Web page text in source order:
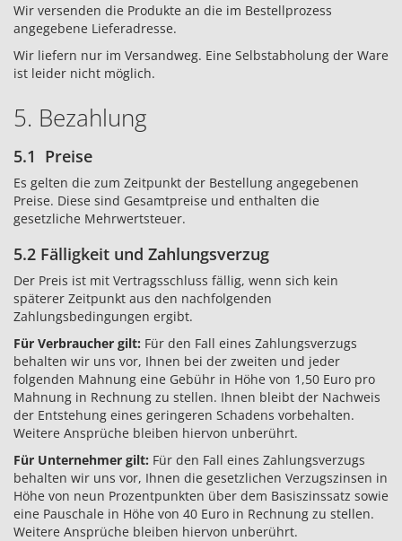
Wir versenden die Produkte an die im Bestellprozess
angegebene Lieferadresse.
Wir liefern nur im Versandweg. Eine Selbstabholung der Ware
ist leider nicht möglich.
5. Bezahlung
5.1 Preise
Es gelten die zum Zeitpunkt der Bestellung angegebenen
Preise. Diese sind Gesamtpreise und enthalten die
gesetzliche Mehrwertsteuer.
5.2 Fälligkeit und Zahlungsverzug
Der Preis ist mit Vertragsschluss fällig, wenn sich kein
späterer Zeitpunkt aus den nachfolgenden
Zahlungsbedingungen ergibt.
Für Verbraucher gilt: Für den Fall eines Zahlungsverzugs
behalten wir uns vor, Ihnen bei der zweiten und jeder
folgenden Mahnung eine Gebühr in Höhe von 1,50 Euro pro
Mahnung in Rechnung zu stellen. Ihnen bleibt der Nachweis
der Entstehung eines geringeren Schadens vorbehalten.
Weitere Ansprüche bleiben hiervon unberührt.
Für Unternehmer gilt: Für den Fall eines Zahlungsverzugs
behalten wir uns vor, Ihnen die gesetzlichen Verzugszinsen in
Höhe von neun Prozentpunkten über dem Basiszinssatz sowie
eine Pauschale in Höhe von 40 Euro in Rechnung zu stellen.
Weitere Ansprüche bleiben hiervon unberührt.